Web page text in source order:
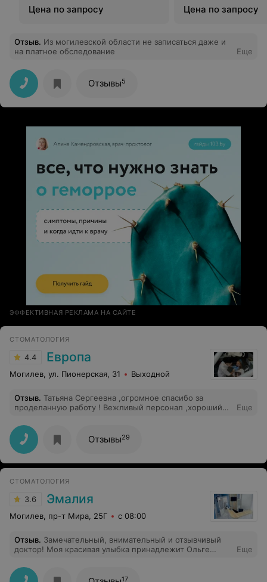
Цена по запросу
Цена по запросу
Отзыв. Из могилевской области не записаться даже и
на платное обследование
Еще
Отзывы5
ЭФФЕКТИВНАЯ РЕКЛАМА НА САЙТЕ
СТОМАТОЛОГИЯ
4.4 Европа
Могилев, ул. Пионерская, 31 Выходной
Отзыв. Татьяна Сергеевна ,огромное спасибо за
проделанную работу ! Вежливый персонал ,хороший
.Рекомендую посетить данную стоматологию !
Еще
Отзывы29
СТОМАТОЛОГИЯ
3.6 Эмалия
Могилев, пр-т Мира, 25Г с 08:00
Отзыв. Замечательный, внимательный и отзывчивый
доктор! Моя красивая улыбка принадлежит Ольге
Еще
17